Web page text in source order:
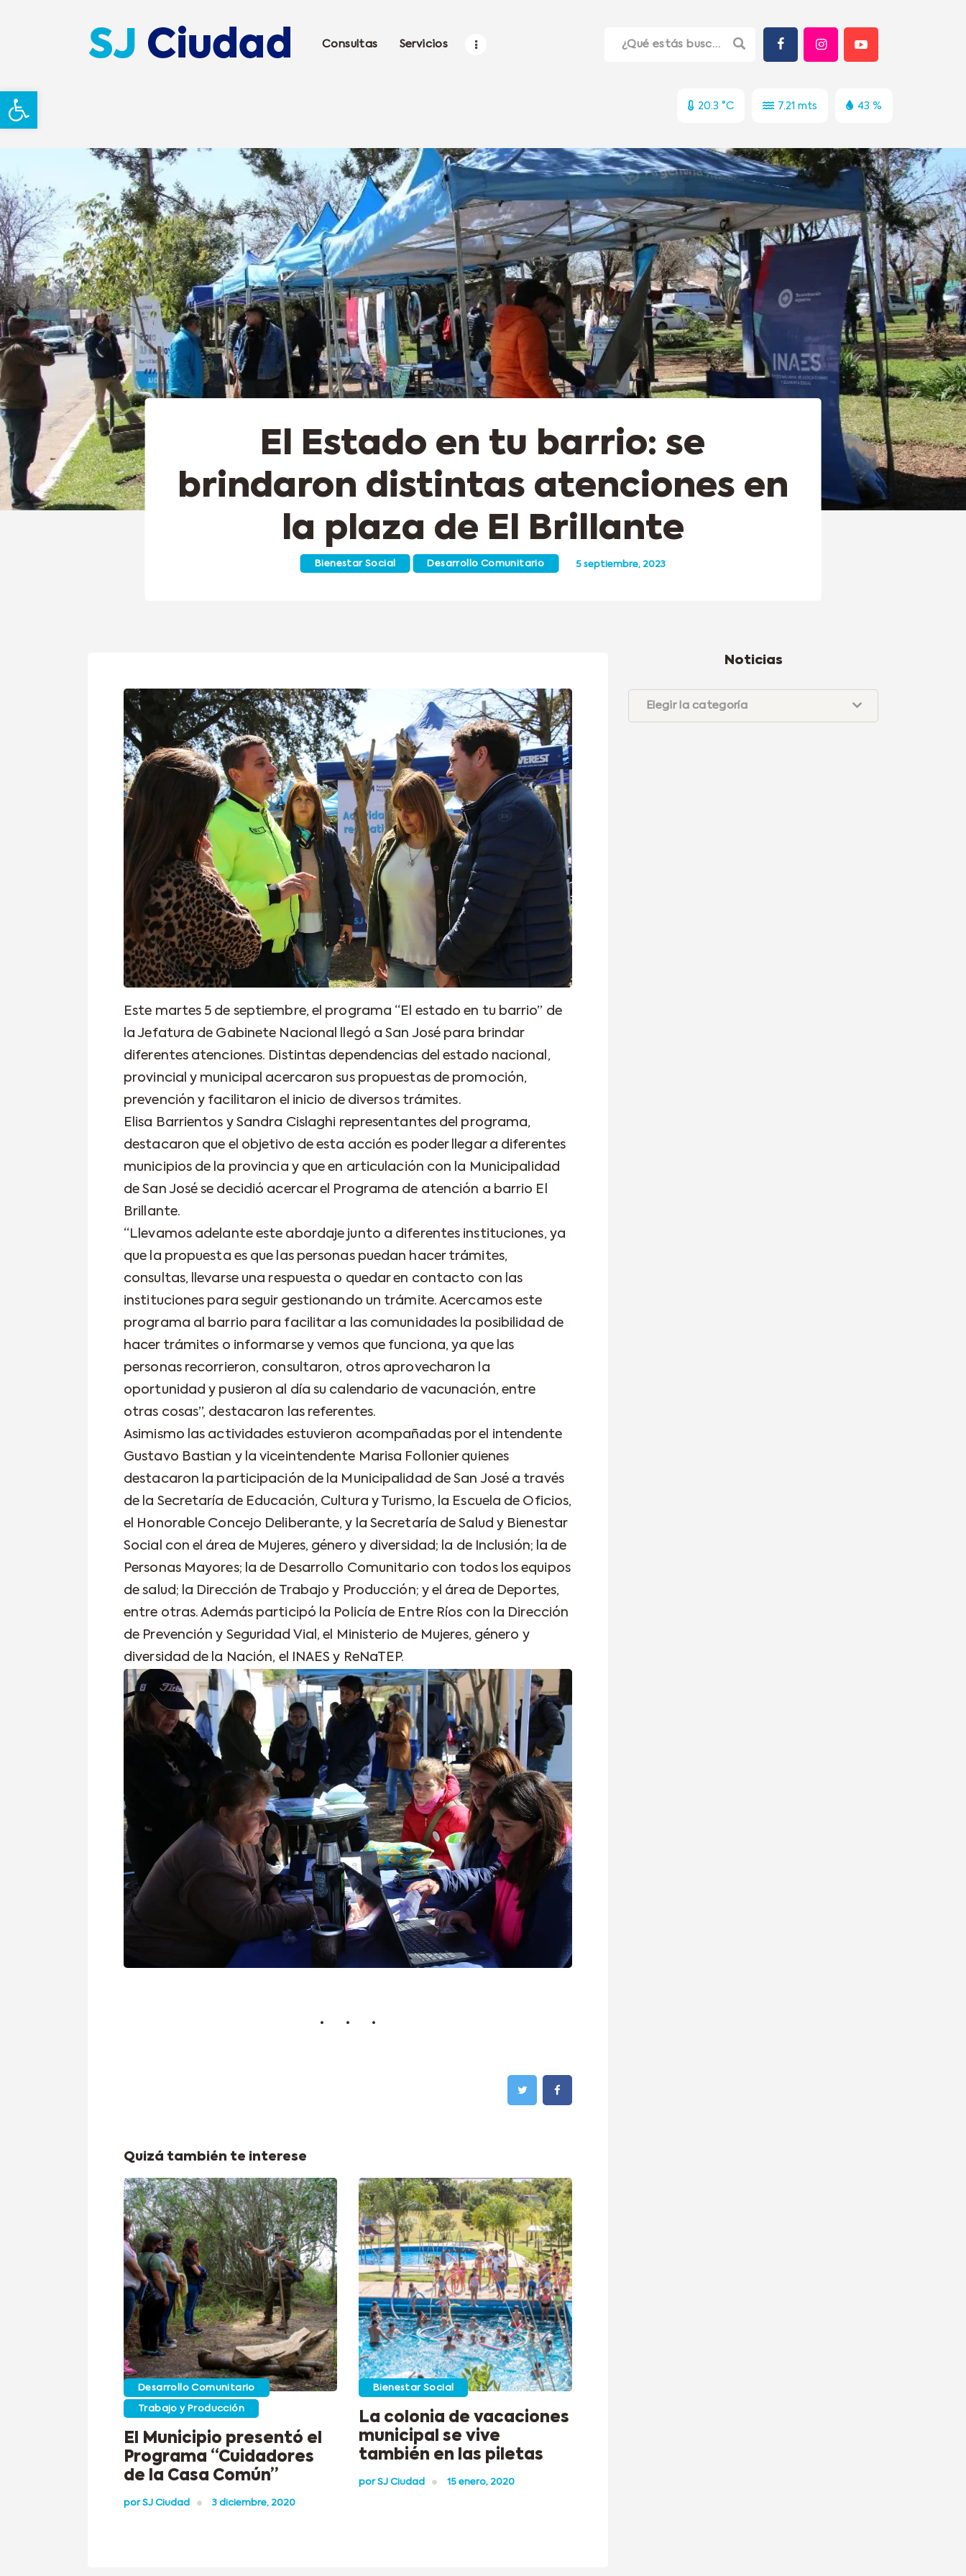
Abrir barra de herramientas
Consultas Servicios
20.3 °C 7.21 mts 43 %
El Estado en tu barrio: se
brindaron distintas atenciones en
la plaza de El Brillante
Bienestar Social Desarrollo Comunitario 5 septiembre, 2023
Este martes 5 de septiembre, el programa “El estado en tu barrio” de
la Jefatura de Gabinete Nacional llegó a San José para brindar
diferentes atenciones. Distintas dependencias del estado nacional,
provincial y municipal acercaron sus propuestas de promoción,
prevención y facilitaron el inicio de diversos trámites.
Elisa Barrientos y Sandra Cislaghi representantes del programa,
destacaron que el objetivo de esta acción es poder llegar a diferentes
municipios de la provincia y que en articulación con la Municipalidad
de San José se decidió acercar el Programa de atención a barrio El
Brillante.
“Llevamos adelante este abordaje junto a diferentes instituciones, ya
que la propuesta es que las personas puedan hacer trámites,
consultas, llevarse una respuesta o quedar en contacto con las
instituciones para seguir gestionando un trámite. Acercamos este
programa al barrio para facilitar a las comunidades la posibilidad de
hacer trámites o informarse y vemos que funciona, ya que las
personas recorrieron, consultaron, otros aprovecharon la
oportunidad y pusieron al día su calendario de vacunación, entre
otras cosas”, destacaron las referentes.
Asimismo las actividades estuvieron acompañadas por el intendente
Gustavo Bastian y la viceintendente Marisa Follonier quienes
destacaron la participación de la Municipalidad de San José a través
de la Secretaría de Educación, Cultura y Turismo, la Escuela de Oficios,
el Honorable Concejo Deliberante, y la Secretaría de Salud y Bienestar
Social con el área de Mujeres, género y diversidad; la de Inclusión; la de
Personas Mayores; la de Desarrollo Comunitario con todos los equipos
de salud; la Dirección de Trabajo y Producción; y el área de Deportes,
entre otras. Además participó la Policía de Entre Ríos con la Dirección
de Prevención y Seguridad Vial, el Ministerio de Mujeres, género y
diversidad de la Nación, el INAES y ReNaTEP.
Quizá también te interese
Desarrollo Comunitario
Trabajo y Producción
El Municipio presentó el
Programa “Cuidadores
de la Casa Común”
porSJ Ciudad 3 diciembre, 2020
Bienestar Social
La colonia de vacaciones
municipal se vive
también en las piletas
porSJ Ciudad 15 enero, 2020
Noticias